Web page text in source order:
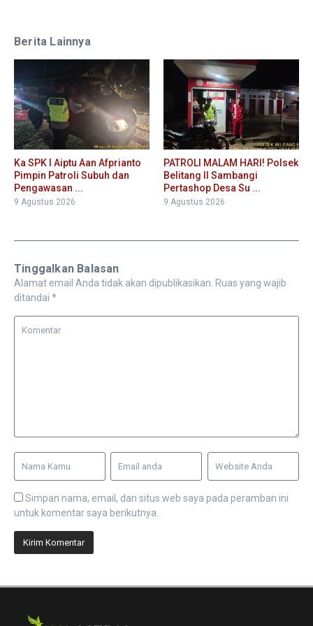
Berita Lainnya
Ka SPK I Aiptu Aan Afprianto
Pimpin Patroli Subuh dan
Pengawasan ...
9 Agustus 2026
PATROLI MALAM HARI! Polsek
Belitang II Sambangi
Pertashop Desa Su ...
9 Agustus 2026
Tinggalkan Balasan
Alamat email Anda tidak akan dipublikasikan. Ruas yang wajib
ditandai *
Simpan nama, email, dan situs web saya pada peramban ini
untuk komentar saya berikutnya.